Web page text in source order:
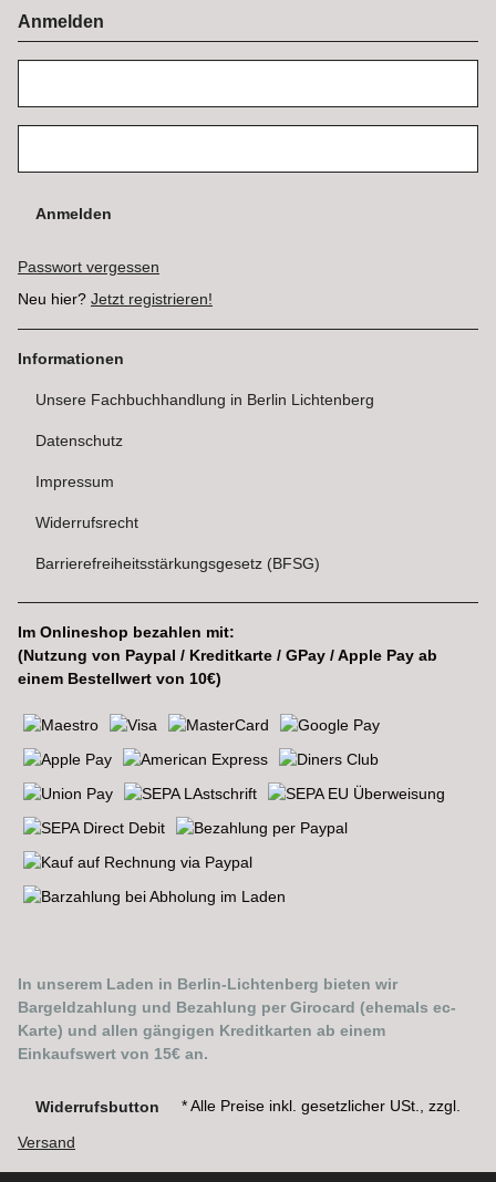
Anmelden
Anmelden
Passwort vergessen
Neu hier? Jetzt registrieren!
Informationen
Unsere Fachbuchhandlung in Berlin Lichtenberg
Datenschutz
Impressum
Widerrufsrecht
Barrierefreiheitsstärkungsgesetz (BFSG)
Im Onlineshop bezahlen mit:
(Nutzung von Paypal / Kreditkarte / GPay / Apple Pay ab
einem Bestellwert von 10€)
In unserem Laden in Berlin-Lichtenberg bieten wir
Bargeldzahlung und Bezahlung per Girocard (ehemals ec-
Karte) und allen gängigen Kreditkarten ab einem
Einkaufswert von 15€ an.
Widerrufsbutton * Alle Preise inkl. gesetzlicher USt., zzgl.
Versand